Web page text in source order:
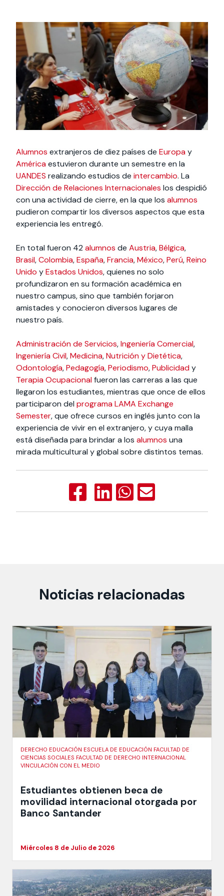
Especialidades y
estadías
Te puede
interesar:
International
students
Facultades
Extensión Cultural
Te puede interesar: Filantropía y Donaciones
Servicios y apoyos
Te puede
interesar:
Explora el campus
Uandes
Noticias
estudiantiles
Alumnos extranjeros de diez países de Europay
Américaestuvieron durante un semestre en la
UANDES realizando estudios de intercambio. La
Dirección de Relaciones Internacionales los despidió
con una actividad de cierre, en la que los alumnos
pudieron compartir los diversos aspectos que esta
experiencia les entregó.
En total fueron 42 alumnos de Austria,Bélgica,
Brasil,Colombia,España,Francia,México,Perú,Reino
Unido yEstados Unidos, quienes no solo
profundizaron en su formación académica en
nuestro campus, sino que también forjaron
amistades y conocieron diversos lugares de
nuestro país.
Administración de Servicios,Ingeniería Comercial,
Ingeniería Civil,Medicina,Nutrición y Dietética,
Odontología,Pedagogía,Periodismo,Publicidady
Terapia Ocupacionalfueron las carreras a las que
llegaron los estudiantes, mientras que once de ellos
participaron del programa LAMA Exchange
Semester, que ofrece cursos en inglés junto con la
experiencia de vivir en el extranjero, y cuya malla
está diseñada para brindar a los alumnos una
mirada multicultural y global sobre distintos temas.
Noticias relacionadas
DERECHO EDUCACIÓN ESCUELA DE EDUCACIÓN FACULTAD DE
CIENCIAS SOCIALES FACULTAD DE DERECHO INTERNACIONAL
VINCULACIÓN CON EL MEDIO
Estudiantes obtienen beca de
movilidad internacional otorgada por
Banco Santander
Miércoles 8 de Julio de 2026